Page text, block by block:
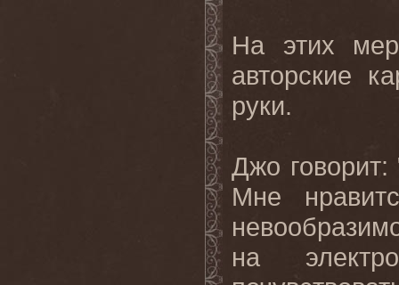
На этих
авторские
руки.
Джо
Мне
на